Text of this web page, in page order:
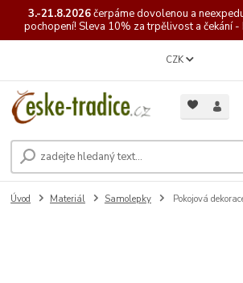
3.-21.8.2026čerpámedovolenou a
pochopení! Sleva 10% za trpělivost a čekání -
CZK
Úvod Materiál Samolepky Pokojová